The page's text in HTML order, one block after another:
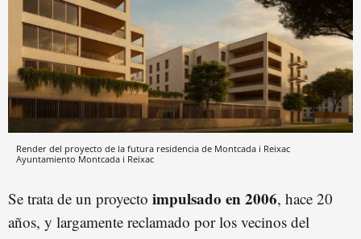
Render del proyecto de la futura residencia de Montcada i Reixac
Ayuntamiento Montcada i Reixac
Se trata de un proyecto impulsado en 2006, hace 20
años, y largamente reclamado por los vecinos del